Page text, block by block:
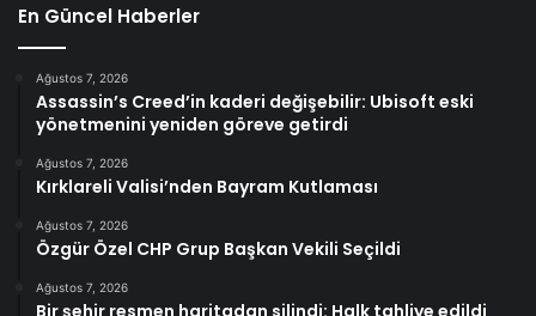
En Güncel Haberler
Ağustos 7, 2026
Assassin’s Creed’in kaderi değişebilir: Ubisoft eski
yönetmenini yeniden göreve getirdi
Ağustos 7, 2026
Kırklareli Valisi’nden Bayram Kutlaması
Ağustos 7, 2026
Özgür Özel CHP Grup Başkan Vekili Seçildi
Ağustos 7, 2026